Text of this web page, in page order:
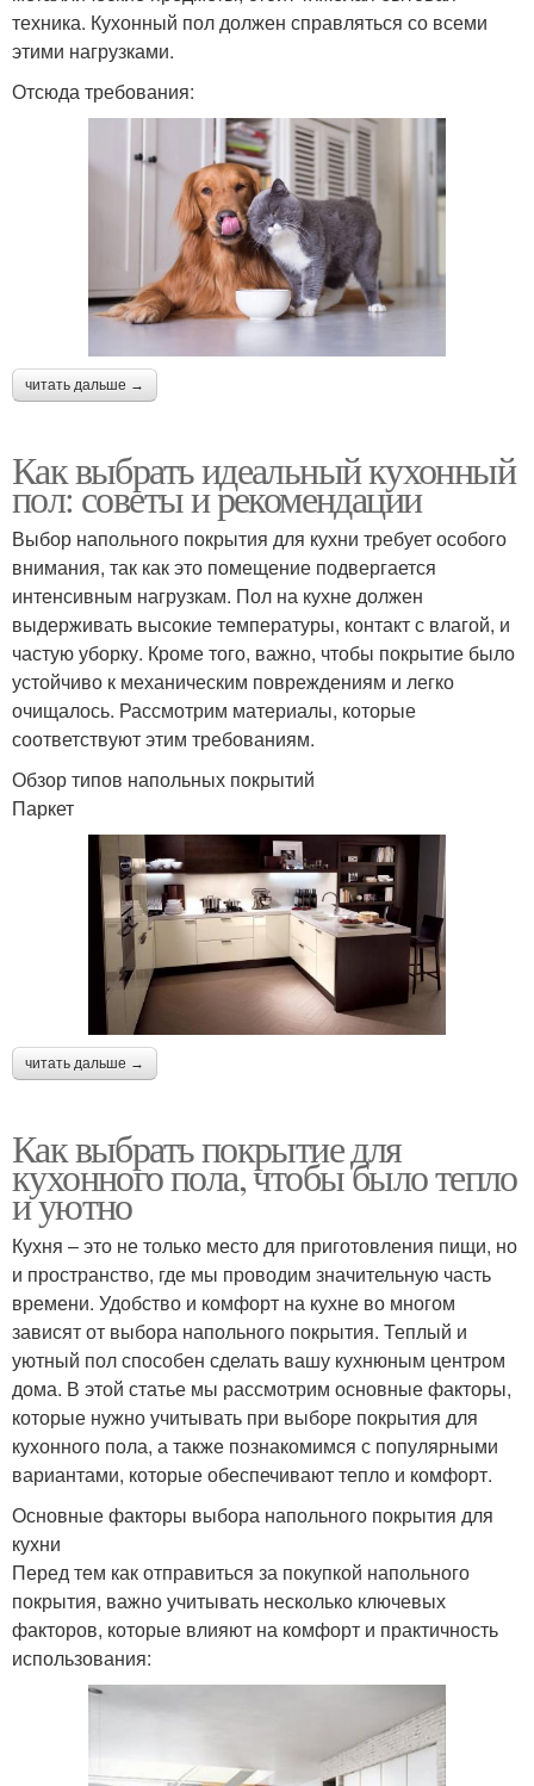
техника. Кухонный пол должен справляться со всеми
этими нагрузками.
Отсюда требования:
читать дальше →
Как выбрать идеальный кухонный
пол: советы и рекомендации
Выбор напольного покрытия для кухни требует особого
внимания, так как это помещение подвергается
интенсивным нагрузкам. Пол на кухне должен
выдерживать высокие температуры, контакт с влагой, и
частую уборку. Кроме того, важно, чтобы покрытие было
устойчиво к механическим повреждениям и легко
очищалось. Рассмотрим материалы, которые
соответствуют этим требованиям.
Обзор типов напольных покрытий
Паркет
читать дальше →
Как выбрать покрытие для
кухонного пола, чтобы было тепло
и уютно
Кухня – это не только место для приготовления пищи, но
и пространство, где мы проводим значительную часть
времени. Удобство и комфорт на кухне во многом
зависят от выбора напольного покрытия. Теплый и
уютный пол способен сделать вашу кухнюным центром
дома. В этой статье мы рассмотрим основные факторы,
которые нужно учитывать при выборе покрытия для
кухонного пола, а также познакомимся с популярными
вариантами, которые обеспечивают тепло и комфорт.
Основные факторы выбора напольного покрытия для
кухни
Перед тем как отправиться за покупкой напольного
покрытия, важно учитывать несколько ключевых
факторов, которые влияют на комфорт и практичность
использования: